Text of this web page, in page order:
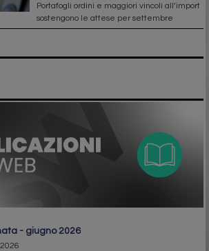
Portafogli ordini e maggiori vincoli all’import
sostengono le attese per settembre
- giugno 2026